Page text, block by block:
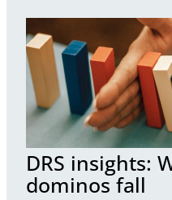
DRS insights:
dominos fall